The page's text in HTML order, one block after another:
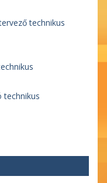
technikus
technikus